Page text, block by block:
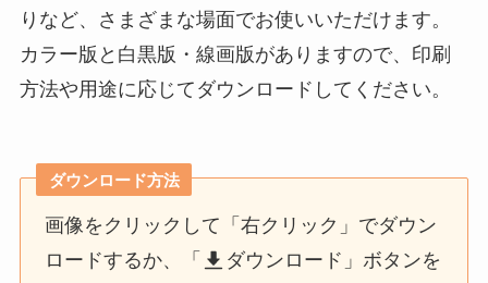
りなど、さまざまな場面でお使いいただけます。
カラー版と白黒版・線画版がありますので、印刷
方法や用途に応じてダウンロードしてください。
ダウンロード方法
画像をクリックして「右クリック」でダウン
ロードするか、「
ダウンロード」ボタンを